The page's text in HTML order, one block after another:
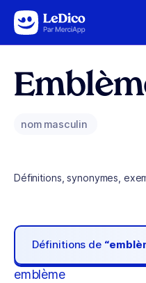
Aller au contenu
nom masculin
Définitions, synonymes,
Définitions de
emblème